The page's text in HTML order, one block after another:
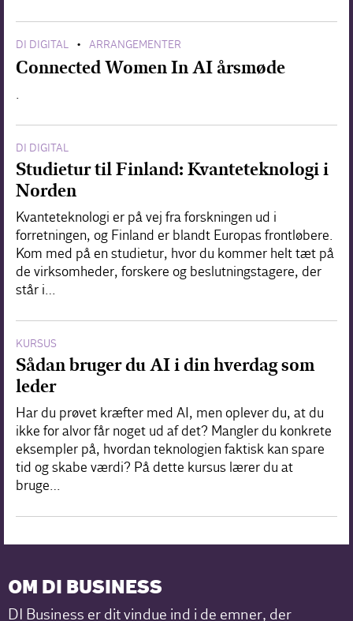
DI DIGITAL • ARRANGEMENTER
Connected Women In AI årsmøde
.
DI DIGITAL
Studietur til Finland: Kvanteteknologi i
Norden
Kvanteteknologi er på vej fra forskningen ud i
forretningen, og Finland er blandt Europas frontløbere.
Kom med på en studietur, hvor du kommer helt tæt på
de virksomheder, forskere og beslutningstagere, der
står i…
KURSUS
Sådan bruger du AI i din hverdag som
leder
Har du prøvet kræfter med AI, men oplever du, at du
ikke for alvor får noget ud af det? Mangler du konkrete
eksempler på, hvordan teknologien faktisk kan spare
tid og skabe værdi? På dette kursus lærer du at
bruge…
OM DI BUSINESS
DI Business er dit vindue ind i de emner, der